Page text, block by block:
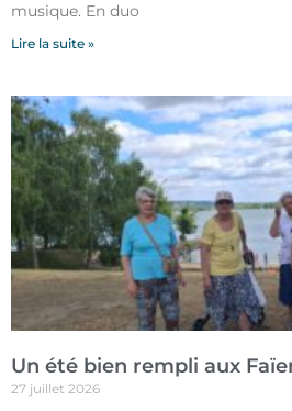
musique. En duo
Lire la suite »
Un été bien rempli aux
27 juillet 2026